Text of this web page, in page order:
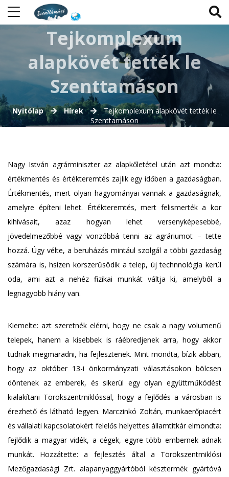
Tejkomplexum
alapkövét tették le
Szenttamáson
Nyitólap Hírek
Tejkomplexum alapkövét tették le
Szenttamáson
Nagy István agrárminiszter az alapkőletétel után azt mondta:
értékmentés és értékteremtés zajlik egy időben a gazdaságban.
Értékmentés, mert olyan hagyományai vannak a gazdaságnak,
amelyre építeni lehet. Értékteremtés, mert felismerték a kor
kihívásait, azaz hogyan lehet versenyképesebbé,
jövedelmezőbbé vagy vonzóbbá tenni az agráriumot – tette
hozzá. Úgy vélte, a beruházás mintául szolgál a többi gazdaság
számára is, hsizen korszerűsödik a telep, új technnológia kerül
oda, ami azt a nehéz fizikai munkát váltja ki, amelyből a
legnagyobb hiány van.
Kiemelte: azt szeretnék elérni, hogy ne csak a nagy volumenű
telepek, hanem a kisebbek is ráébredjenek arra, hogy akkor
tudnak megmaradni, ha fejlesztenek. Mint mondta, bízik abban,
hogy az október 13-i önkormányzati választásokon bölcsen
döntenek az emberek, és sikerül egy olyan együttműködést
kialakítani Törökszentmiklóssal, hogy a fejlődés a városban is
érezhető és látható legyen. Marczinkó Zoltán, munkaerőpiacért
és vállalati kapcsolatokért felelős helyettes államtitkár elmondta:
fejlődik a magyar vidék, a cégek, egyre több embernek adnak
munkát. Hozzátette: a fejlesztés által a Törökszentmiklósi
Mezőgazdasági Zrt. alapanyaggyártóból késztermék gyártóvá